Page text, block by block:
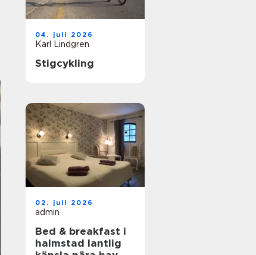
04. juli 2026
Karl Lindgren
Stigcykling
02. juli 2026
admin
Bed & breakfast i
halmstad lantlig